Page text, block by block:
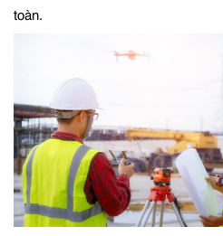
toàn.